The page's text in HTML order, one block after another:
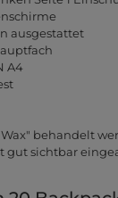
ausgestattet
A4
behandelt
gut sichtbar